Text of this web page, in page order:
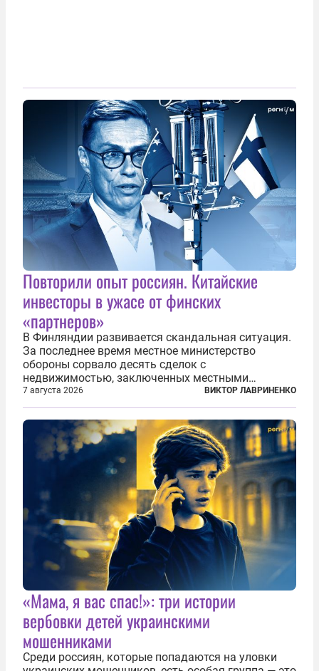
Повторили опыт россиян. Китайские
инвесторы в ужасе от финских
«партнеров»
В Финляндии развивается скандальная ситуация.
За последнее время местное министерство
обороны сорвало десять сделок с
недвижимостью, заключенных местными
фирмами с китайским капиталом. Чиновники
заявили, что они могли заключаться с целью
создания в Финляндии шпионской сети, чтобы
следить за...
7 августа 2026 ВИКТОР ЛАВРИНЕНКО
«Мама, я вас спас!»: три истории
вербовки детей украинскими
мошенниками
Среди россиян, которые попадаются на уловки